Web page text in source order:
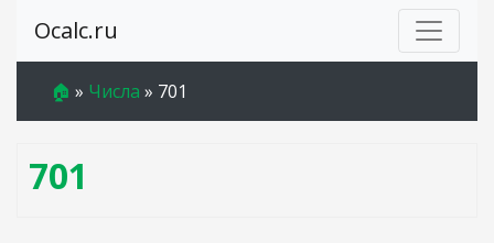
Ocalc.ru
🏠 » Числа » 701
701